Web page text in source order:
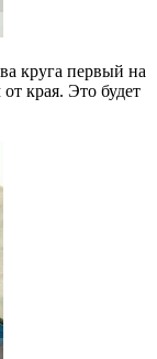
круга первый на
края. Это будет